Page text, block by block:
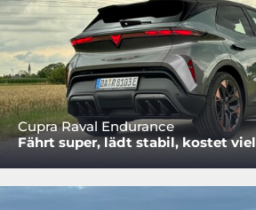
Cupra Raval Endurance
Fährt super, lädt stabil, kostet viel